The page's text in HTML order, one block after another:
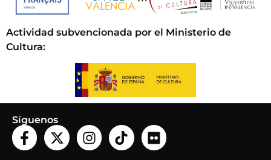
Actividad subvencionada por el Ministerio de
Cultura:
Síguenos